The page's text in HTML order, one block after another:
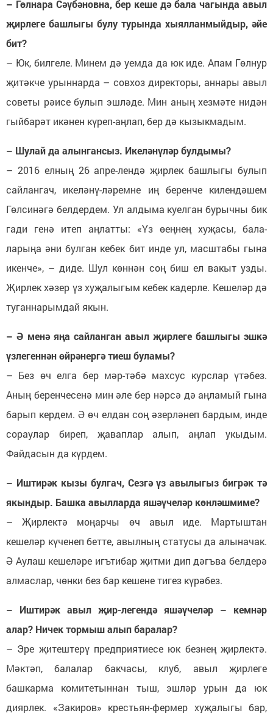
– Гөлнара Сәүбәновна, бер кеше дә бала чагында авыл
җирлеге башлыгы булу турында хыялланмыйдыр, әйе
бит?
– Юк, билгеле. Минем дә уемда да юк иде. Апам Гөлнур
җитәкче урыннарда – совхоз директоры, аннары авыл
советы рәисе булып эшләде. Мин аның хезмәте нидән
гыйбарәт икәнен күреп-аңлап, бер дә кызыкмадым.
– Шулай да алынгансыз. Икеләнүләр булдымы?
– 2016 елның 26 апре-лендә җирлек башлыгы булып
сайлангач, икеләнү-ләремне иң беренче килендәшем
Гөлсинәгә белдердем. Ул алдыма куелган бурычны бик
гади генә итеп аңлатты: «Үз өеңнең хуҗасы, бала-
ларыңа әни булган кебек бит инде ул, масштабы гына
икенче», – диде. Шул көннән соң биш ел вакыт узды.
Җирлек хәзер үз хуҗалыгым кебек кадерле. Кешеләр дә
туганнарымдай якын.
– Ә менә яңа сайланган авыл җирлеге башлыгы эшкә
үзлегеннән өйрәнергә тиеш буламы?
– Без өч елга бер мәр-тәбә махсус курслар үтәбез.
Аның беренчесенә мин әле бер нәрсә дә аңламый гына
барып кердем. Ә өч елдан соң әзерләнеп бардым, инде
сораулар биреп, җаваплар алып, аңлап укыдым.
Файдасын да күрдем.
– Иштирәк кызы булгач, Сезгә үз авылыгыз бигрәк тә
якындыр. Башка авылларда яшәүчеләр көнләшмиме?
– Җирлектә моңарчы өч авыл иде. Мартыштан
кешеләр күченеп бетте, авылның статусы да алыначак.
Ә Аулаш кешеләре игътибар җитми дип дәгъва белдерә
алмаслар, чөнки без бар кешене тигез күрәбез.
– Иштирәк авыл җир-легендә яшәүчеләр – кемнәр
алар? Ничек тормыш алып баралар?
– Эре җитештерү предприятиесе юк безнең җирлектә.
Мәктәп, балалар бакчасы, клуб, авыл җирлеге
башкарма комитетыннан тыш, эшләр урын да юк
диярлек. «Закиров» крестьян-фермер хуҗалыгы бар,